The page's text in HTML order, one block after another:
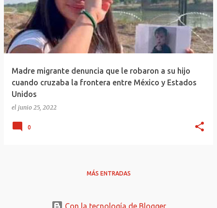
Madre migrante denuncia que le robaron a su hijo
cuando cruzaba la frontera entre México y Estados
Unidos
el junio 25, 2022
0
MÁS ENTRADAS
Con la tecnología de Blogger